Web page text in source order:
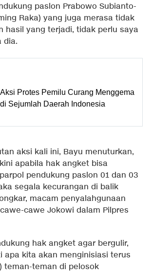
paslon Prabowo Subianto-
Raka) yang juga merasa tidak
hasil yang terjadi, tidak perlu saya
dia.
Aksi Protes Pemilu Curang Menggema
di Sejumlah Daerah Indonesia
aksi kali ini, Bayu menuturkan,
apabila hak angket bisa
pendukung paslon 01 dan 03
segala kecurangan di balik
macam penyalahgunaan
cawe Jokowi dalam Pilpres
hak angket agar bergulir,
apa kita akan menginisiasi terus
teman-teman di pelosok